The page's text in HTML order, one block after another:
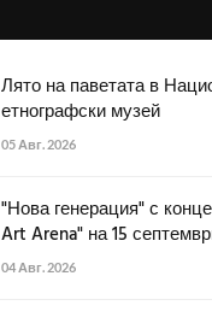
Лято на паветата в
етнографски музей
05 Авг. 2026
"Нова генерация" с
Art Arena" на 15
04 Авг. 2026